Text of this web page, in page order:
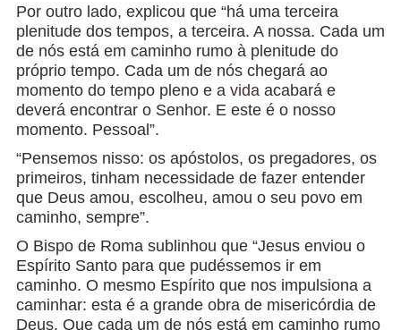
Por outro lado, explicou que “há uma terceira
plenitude dos tempos, a terceira. A nossa. Cada um
de nós está em caminho rumo à plenitude do
próprio tempo. Cada um de nós chegará ao
momento do tempo pleno e a vida acabará e
deverá encontrar o Senhor. E este é o nosso
momento. Pessoal”.
“Pensemos nisso: os apóstolos, os pregadores, os
primeiros, tinham necessidade de fazer entender
que Deus amou, escolheu, amou o seu povo em
caminho, sempre”.
O Bispo de Roma sublinhou que “Jesus enviou o
Espírito Santo para que pudéssemos ir em
caminho. O mesmo Espírito que nos impulsiona a
caminhar: esta é a grande obra de misericórdia de
Deus. Que cada um de nós está em caminho rumo